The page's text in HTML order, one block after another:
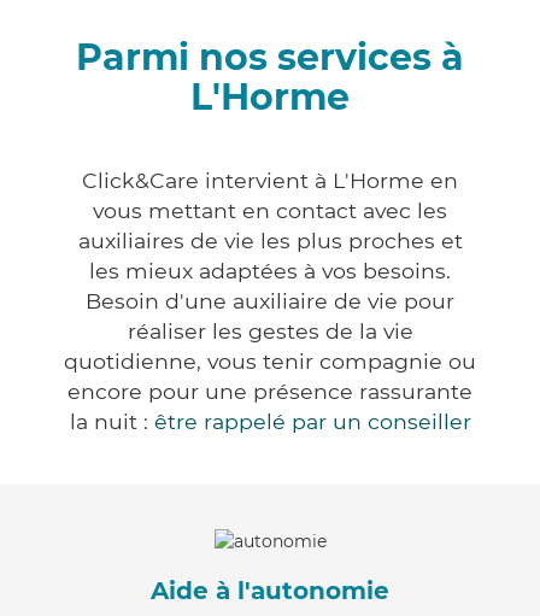
Parmi nos services à
L'Horme
Click&Care intervient à L'Horme en
vous mettant en contact avec les
auxiliaires de vie les plus proches et
les mieux adaptées à vos besoins.
Besoin d'une auxiliaire de vie pour
réaliser les gestes de la vie
quotidienne, vous tenir compagnie ou
encore pour une présence rassurante
la nuit : être rappelé par un conseiller
Aide à l'autonomie